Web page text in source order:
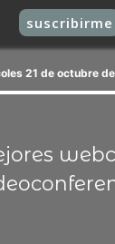
suscribirme
21 de octubre